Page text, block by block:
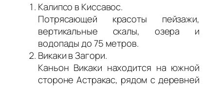
Калипсо в Киссавос.
Потрясающей красоты пейзажи,
вертикальные скалы, озера и
водопады до 75 метров.
Викаки в Загори.
Каньон Викаки находится на южной
стороне Астракас, рядом с деревней